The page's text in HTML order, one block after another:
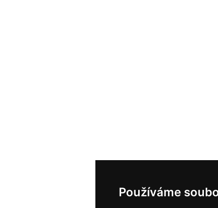
Používáme